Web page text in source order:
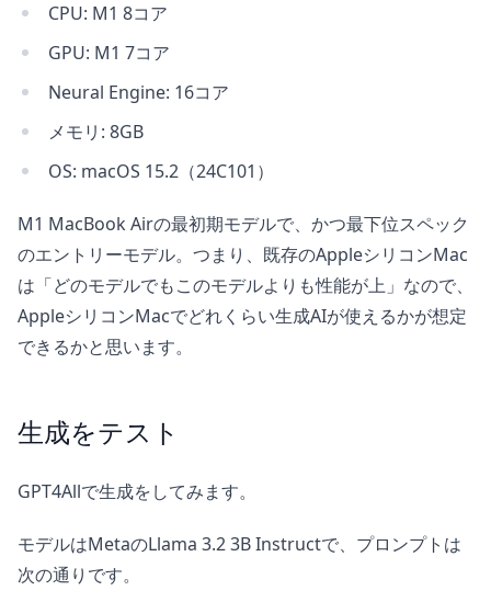
CPU: M1 8コア
GPU: M1 7コア
Neural Engine: 16コア
メモリ: 8GB
OS: macOS 15.2（24C101）
M1 MacBook Airの最初期モデルで、かつ最下位スペック
のエントリーモデル。つまり、既存のAppleシリコンMac
は「どのモデルでもこのモデルよりも性能が上」なので、
AppleシリコンMacでどれくらい生成AIが使えるかが想定
できるかと思います。
生成をテスト
GPT4Allで生成をしてみます。
モデルはMetaのLlama 3.2 3B Instructで、プロンプトは
次の通りです。